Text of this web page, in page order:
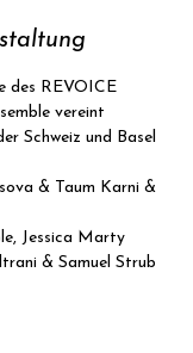
des REVOICE
vereint
Schweiz und Basel
& Taum Karni &
Jessica Marty
& Samuel Strub